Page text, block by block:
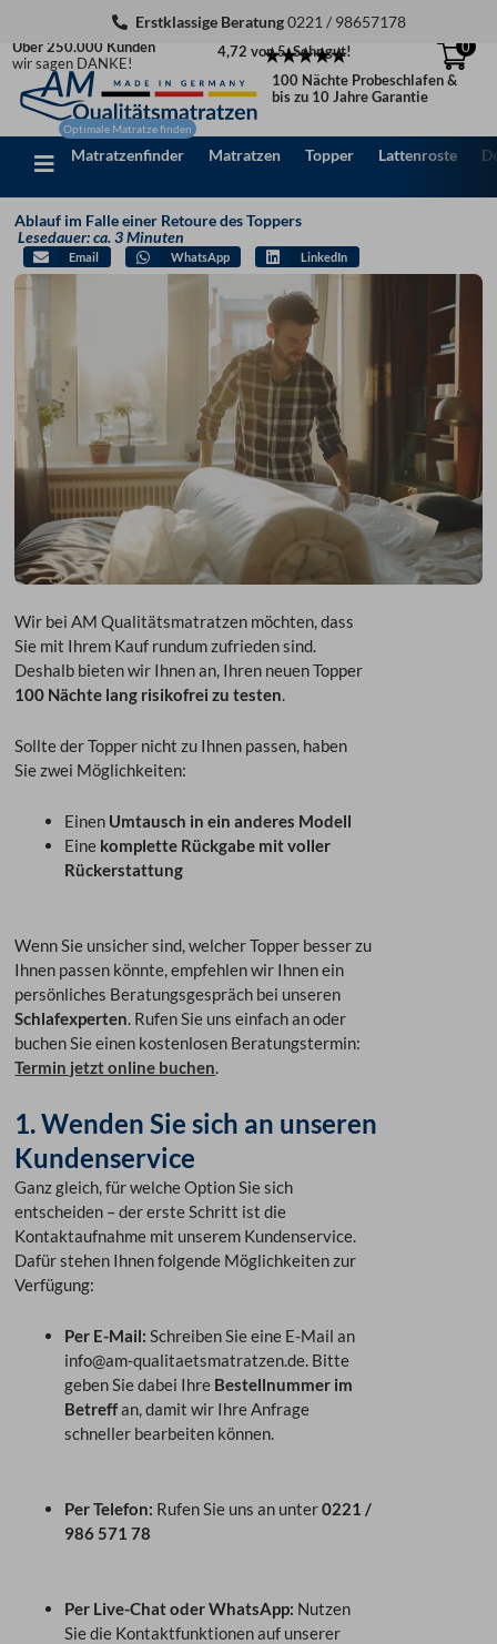
springen
Erstklassige Beratung0221 / 98657178
Über 250.000 Kunden
wir sagen DANKE!
4,72 von 5: Sehr gut!
0
100 Nächte Probeschlafen &
bis zu 10 Jahre Garantie
Matratzenfinder Matratzen Topper Lattenroste
Ablauf im Falle einer Retoure des Toppers
Lesedauer: ca. 3 Minuten
Email WhatsApp LinkedIn
Wir bei AM Qualitätsmatratzen möchten, dass
Sie mit Ihrem Kauf rundum zufrieden sind.
Deshalb bieten wir Ihnen an, Ihren neuen Topper
100 Nächte lang risikofrei zu testen
Sollte der Topper nicht zu Ihnen passen, haben
Sie zwei Möglichkeiten:
Einen Umtausch in ein anderes Modell
Eine komplette Rückgabe mit voller
Rückerstattung
Wenn Sie unsicher sind, welcher Topper besser zu
Ihnen passen könnte, empfehlen wir Ihnen ein
persönliches Beratungsgespräch bei unseren
Schlafexperten Rufen Sie uns einfach an oder
buchen Sie einen kostenlosen Beratungstermin:
Termin jetzt online buchen
1. Wenden Sie sich an unseren
Kundenservice
Ganz gleich, für welche Option Sie sich
entscheiden – der erste Schritt ist die
Kontaktaufnahme mit unserem Kundenservice.
Dafür stehen Ihnen folgende Möglichkeiten zur
Verfügung:
Per E-Mail: Schreiben Sie eine E-Mail an
info@am-qualitaetsmatratzen.de. Bitte
geben Sie dabei Ihre Bestellnummer im
Betreffan, damit wir Ihre Anfrage
schneller bearbeiten können.
Per Telefon: Rufen Sie uns an unter0221 /
986 571 78
Per Live-Chat oder WhatsApp: Nutzen
Sie die Kontaktfunktionen auf unserer